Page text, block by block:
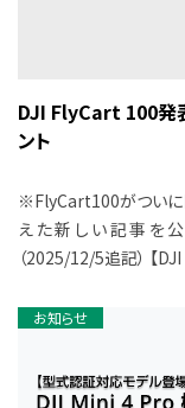
DJI FlyCart 100発
ント
※FlyCart100がついに
えた新しい記事を
（2025/12/5追記） 【
お知らせ